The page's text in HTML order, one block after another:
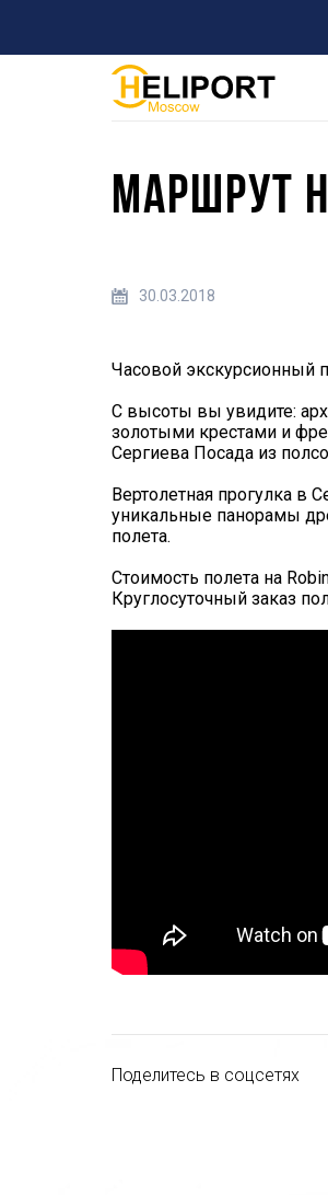
МАРШРУТ
30.03.2018
Часовой экскурсионный
С высоты вы увидите:
золотыми крестами и
Сергиева Посада из
Вертолетная прогулка в
уникальные панорамы
полета.
Стоимость полета на
Круглосуточный заказ
Поделитесь в соцсетях